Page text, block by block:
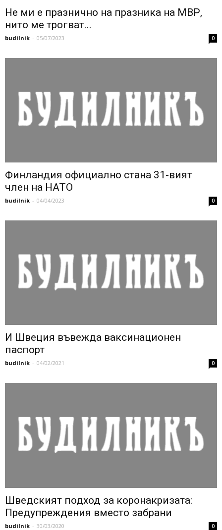
Не ми е празнично на празника на МВР,
нито ме трогват...
budilnik - 05/07/2023 0
Финландия официално стана 31-вият
член на НАТО
budilnik - 04/04/2023 0
И Швеция въвежда ваксинационен
паспорт
budilnik - 04/02/2021 0
Шведският подход за коронакризата:
Предупреждения вместо забрани
budilnik - 30/03/2020 0